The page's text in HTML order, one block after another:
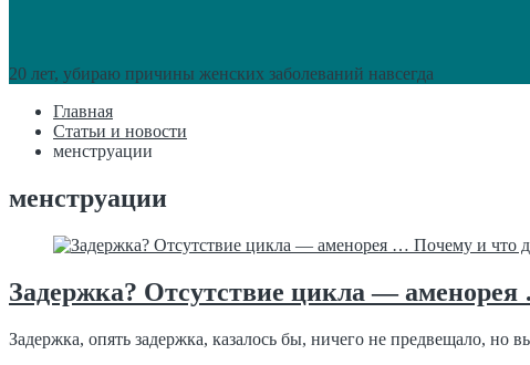
20 лет, убираю причины женских заболеваний навсегда
Главная
Статьи и новости
менструации
менструации
Задержка? Отсутствие цикла —
Задержка, опять задержка, казалось бы, ничего не предвещало, но